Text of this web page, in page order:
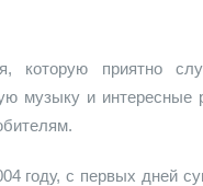
которую приятно
музыку и интересные
году, с первых дней